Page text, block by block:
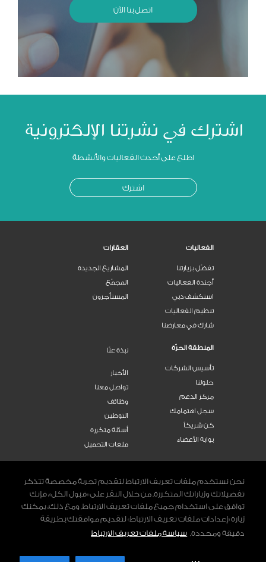
نحن نستخدم ملفات تعريف الارتباط لتقديم تجربة مخصصة تتذكر
تفضيلاتك وزياراتك المتكررة. من خلال النقر على «قبول الكل»، فإنك
توافق على استخدام جميع ملفات تعريف الارتباط. ومع ذلك، يمكنك
زيارة «إعدادات ملفات تعريف الارتباط» لتقديم موافقتك بطريقة
دقيقة ومحددة. سياسة ملفات تعريف الارتباط
اتصل بنا الآن
الفعاليات
تفضّل بزيارتنا
أجندة الفعاليات
استكشف دبي
تنظيم الفعاليات
شارك في معارضنا
العقارات
المشاريع الجديدة
المجمّع
المستأجرون
المنطقة الحرّة
تأسيس الشركات
حلولنا
مركز الدعم
سجل اهتمامك
كن شريكاً
بوابة الأعضاء
نبذة عنّا
الأخبار
تواصل معنا
وظائف
التوطين
أسئلة متكررة
ملفات التحميل
اتصل بنا 800 DWTC (3982)
تواصلوا معنا
FACEBOOK
LINKEDIN
YOUTUBE
INSTAGRAM
اشترك في نشرتنا الإلكترونية
اطلع على أحدث الفعاليات والأنشطة
اشترك